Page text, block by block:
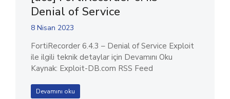
Denial of Service
8 Nisan 2023
FortiRecorder 6.4.3 – Denial of Service Exploit
ile ilgili teknik detaylar için Devamını Oku
Kaynak: Exploit-DB.com RSS Feed
Devamını oku